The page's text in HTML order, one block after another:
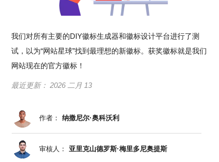
我们对所有主要的DIY徽标生成器和徽标设计平台进行了测
试，以为“网站星球”找到最理想的新徽标。获奖徽标就是我们
网站现在的官方徽标！
最近更新： 2026 二月 13
审核人： 亚里克山德罗斯·梅里多尼奥提斯
作者： 纳撒尼尔·奥科沃利